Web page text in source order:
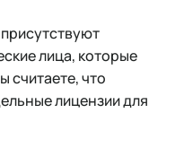
лица, которые
считаете, что
лицензии для